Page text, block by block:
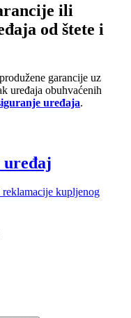
ili
od štete i
garancije uz
uređaja obuhvaćenih
uređaja.
uređaj
kupljenog